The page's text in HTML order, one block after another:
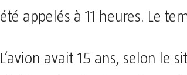
été appelés à 11 heures. Le
L’avion avait 15 ans, selon le